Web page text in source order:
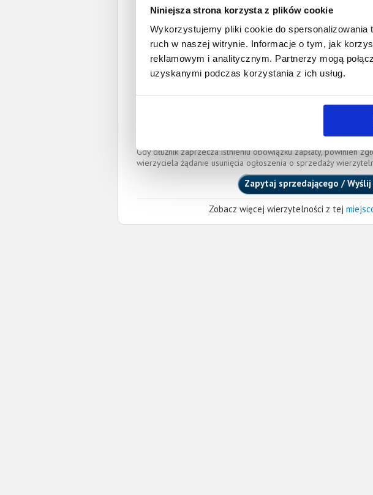
Niniejsza strona korzysta z plików cookie
Wykorzystujemy pliki cookie do
ruch w naszej witrynie. Informacje o tym, jak
reklamowym i analitycznym. Partnerzy mogą
uzyskanymi podczas korzystania z ich usług.
Pełnomocnik wierzyciela:
Monika Belczyk-Płaza
adwokat@kancelariapst.pl, tel.:665 831 250
IZBA ADWOKACKA W RZESZOWIE
Okręgowa Rada Adwokacka(Nr wpisu: RZE/Adw/1426)
O całkowitej lub częściowej zapłacie długu dłużnik powinien
Gdy dłużnik zaprzecza istnieniu obowiązku zapłaty, powinien
wierzyciela żądanie usunięcia ogłoszenia o sprzedaży
Zapytaj sprzedającego /
Zobacz więcej wierzytelności z tej